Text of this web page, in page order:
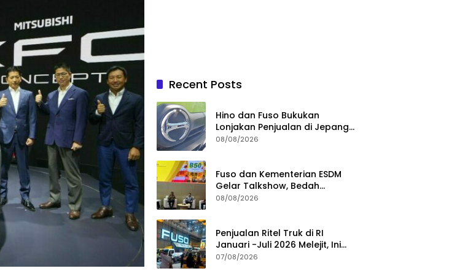
Recent Posts
Hino dan Fuso Bukukan
Lonjakan Penjualan di Jepang
selama Januari – Juli 2026
08/08/2026
Fuso dan Kementerian ESDM
Gelar Talkshow, Bedah
Roadmap B50 hingga
08/08/2026
Penjualan Ritel Truk di RI
Januari -Juli 2026 Melejit, Ini
Pemicunya
07/08/2026